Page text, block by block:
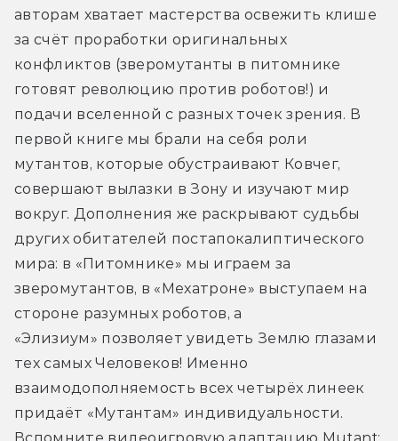
авторам хватает мастерства освежить клише
за счёт проработки оригинальных
конфликтов (зверомутанты в питомнике
готовят революцию против роботов!) и
подачи вселенной с разных точек зрения. В
первой книге мы брали на себя роли
мутантов, которые обустраивают Ковчег,
совершают вылазки в Зону и изучают мир
вокруг. Дополнения же раскрывают судьбы
других обитателей постапокалиптического
мира: в «Питомнике» мы играем за
зверомутантов, в «Мехатроне» выступаем на
стороне разумных роботов, а
«Элизиум» позволяет увидеть Землю глазами
тех самых Человеков! Именно
взаимодополняемость всех четырёх линеек
придаёт «Мутантам» индивидуальности.